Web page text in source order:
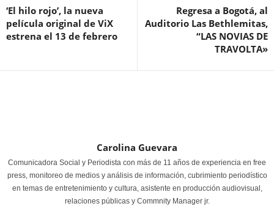
‘El hilo rojo’, la nueva
película original de ViX
estrena el 13 de febrero
Regresa a Bogotá, al
Auditorio Las Bethlemitas,
“LAS NOVIAS DE
TRAVOLTA»
Carolina Guevara
Comunicadora Social y Periodista con más de 11 años de experiencia en free
press, monitoreo de medios y análisis de información, cubrimiento periodístico
en temas de entretenimiento y cultura, asistente en producción audiovisual,
relaciones públicas y Commnity Manager jr.